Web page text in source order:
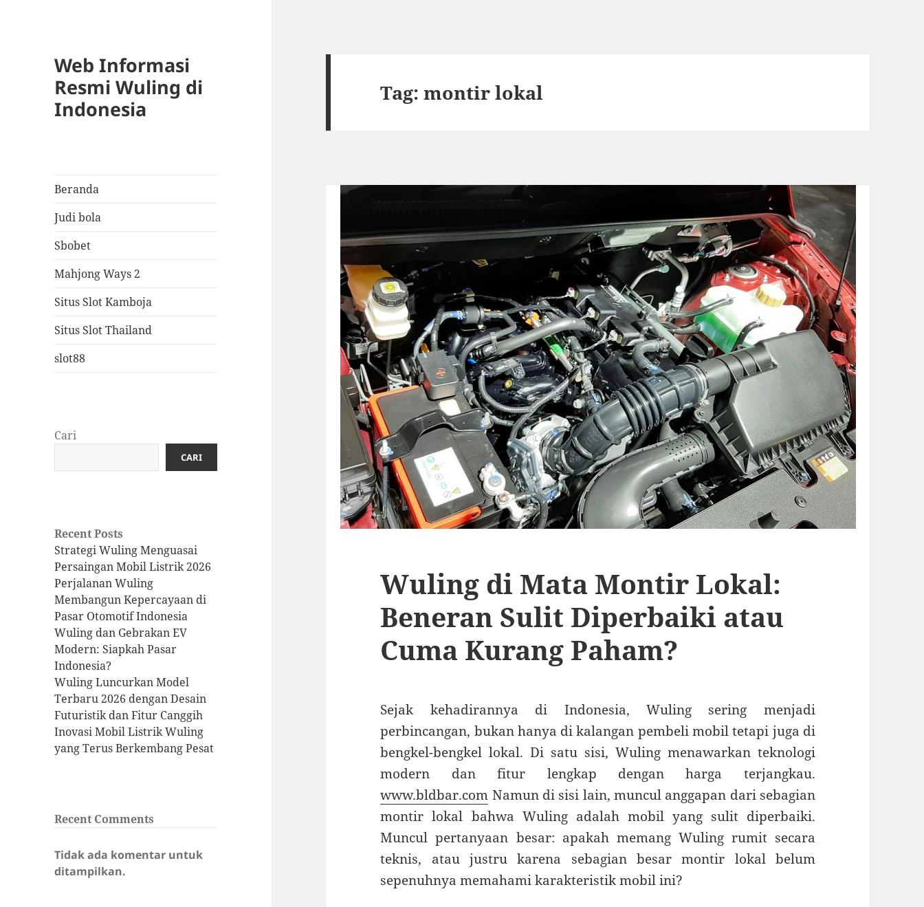
Web Informasi
Resmi Wuling di
Indonesia
Beranda
Judi bola
Sbobet
Mahjong Ways 2
Situs Slot Kamboja
Situs Slot Thailand
slot88
Cari
CARI
Recent Posts
Strategi Wuling Menguasai
Persaingan Mobil Listrik 2026
Perjalanan Wuling
Membangun Kepercayaan di
Pasar Otomotif Indonesia
Wuling dan Gebrakan EV
Modern: Siapkah Pasar
Indonesia?
Wuling Luncurkan Model
Terbaru 2026 dengan Desain
Futuristik dan Fitur Canggih
Inovasi Mobil Listrik Wuling
yang Terus Berkembang Pesat
Recent Comments
Tidak ada komentar untuk
ditampilkan.
Tag:montir lokal
Wuling di Mata Montir Lokal:
Beneran Sulit Diperbaiki atau
Cuma Kurang Paham?
Sejak kehadirannya di Indonesia, Wuling sering menjadi
perbincangan, bukan hanya di kalangan pembeli mobil tetapi juga di
bengkel-bengkel lokal. Di satu sisi, Wuling menawarkan teknologi
modern dan fitur lengkap dengan harga terjangkau.
www.bldbar.com Namun di sisi lain, muncul anggapan dari sebagian
montir lokal bahwa Wuling adalah mobil yang sulit diperbaiki.
Muncul pertanyaan besar: apakah memang Wuling rumit secara
teknis, atau justru karena sebagian besar montir lokal belum
sepenuhnya memahami karakteristik mobil ini?